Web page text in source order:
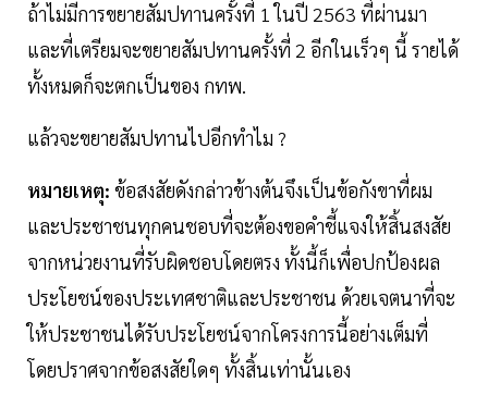
ถ้าไม่มีการขยายสัมปทานครั้งที่ 1 ในปี 2563 ที่ผ่านมา
และที่เตรียมจะขยายสัมปทานครั้งที่ 2 อีกในเร็วๆ นี้ รายได้
ทั้งหมดก็จะตกเป็นของ กทพ.
แล้วจะขยายสัมปทานไปอีกทำไม ?
หมายเหตุ: ข้อสงสัยดังกล่าวข้างต้นจึงเป็นข้อกังขาที่ผม
และประชาชนทุกคนชอบที่จะต้องขอคำชี้แจงให้สิ้นสงสัย
จากหน่วยงานที่รับผิดชอบโดยตรง ทั้งนี้ก็เพื่อปกป้องผล
ประโยชน์ของประเทศชาติและประชาชน ด้วยเจตนาที่จะ
ให้ประชาชนได้รับประโยชน์จากโครงการนี้อย่างเต็มที่
โดยปราศจากข้อสงสัยใดๆ ทั้งสิ้นเท่านั้นเอง